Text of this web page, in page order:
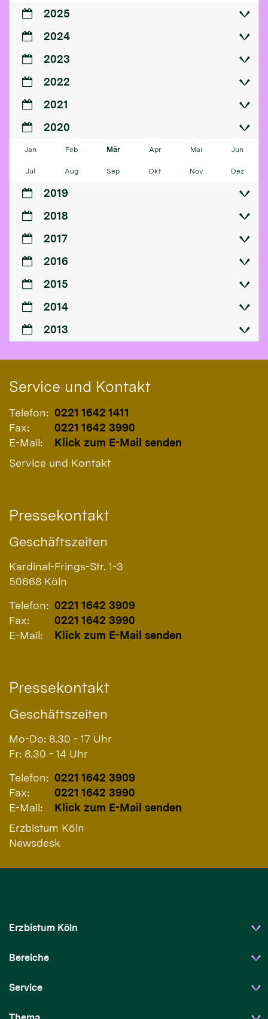
2025
2024
2023
2022
2021
2020
Jan Feb Mär Apr Mai Jun
Jul Aug Sep Okt Nov Dez
2019
2018
2017
2016
2015
2014
2013
Service und Kontakt
Telefon: 0221 1642 1411
Fax:
0221 1642 3990
E-Mail:
Klick zum E-Mail senden
Service und Kontakt
Pressekontakt
Geschäftszeiten
Kardinal-Frings-Str. 1-3
50668 Köln
Telefon: 0221 1642 3909
Fax:
0221 1642 3990
E-Mail:
Klick zum E-Mail senden
Pressekontakt
Geschäftszeiten
Mo-Do: 8.30 - 17 Uhr
Fr: 8.30 - 14 Uhr
Telefon: 0221 1642 3909
Fax:
0221 1642 3990
E-Mail:
Klick zum E-Mail senden
Erzbistum Köln
Newsdesk
Erzbistum Köln
Bereiche
Service